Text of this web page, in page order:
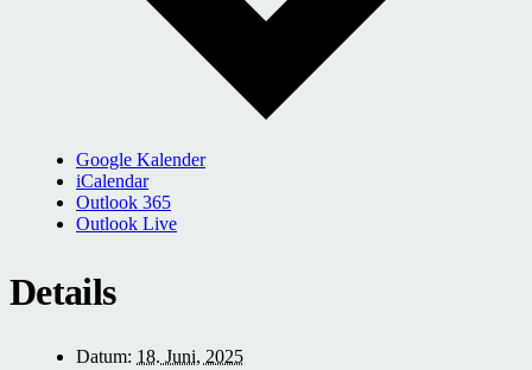
Google Kalender
iCalendar
Outlook 365
Outlook Live
Details
Datum: 18. Juni, 2025